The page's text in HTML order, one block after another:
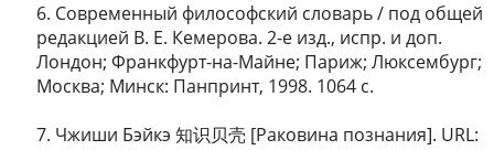
6. Современный философский словарь / под общей
редакцией В. Е. Кемерова. 2-е изд., испр. и доп.
Лондон; Франкфурт-на-Майне; Париж; Люксембург;
Москва; Минск: Панпринт, 1998. 1064 с.
7. Чжиши Бэйкэ 知识贝壳 [Раковина познания]. URL: